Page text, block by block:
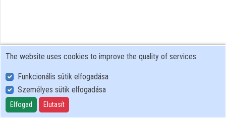
User Policy
Adatkezelési tájékoztató (en)
Cookie Policy
The website uses cookies to improve the quality of services.
Funkcionális sütik elfogadása
Személyes sütik elfogadása
Elfogad Elutasít